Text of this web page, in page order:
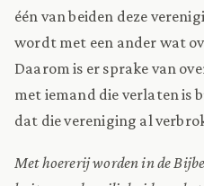
één van beiden deze
wordt met een ander wat
Daarom is er sprake van
met iemand die verlaten is
dat die vereniging al
Met hoererij worden in de